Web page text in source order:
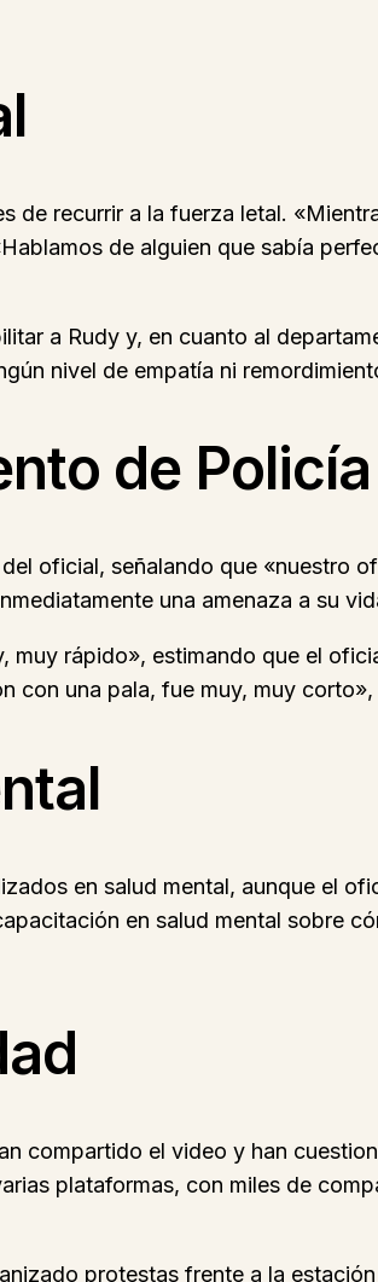
recurrir a la fuerza letal.
de alguien que sabía
a Rudy y, en cuanto al
nivel de empatía ni
de Policía
oficial, señalando que «nuestro
una amenaza a su
rápido», estimando que el
con una pala, fue muy, muy corto»,
en salud mental, aunque el
en salud mental sobre
compartido el video y han
plataformas, con miles de
protestas frente a la